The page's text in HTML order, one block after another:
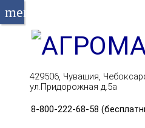
menu
429506, Чувашия,
ул.Придорожная д.5а
8-800-222-68-58